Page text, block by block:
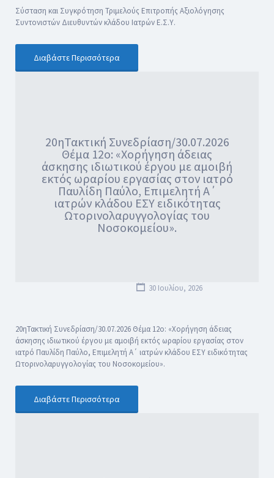
Σύσταση και Συγκρότηση Τριμελούς Επιτροπής Αξιολόγησης
Συντονιστών Διευθυντών κλάδου Ιατρών Ε.Σ.Υ.
Διαβάστε Περισσότερα
20ηΤακτική Συνεδρίαση/30.07.2026
Θέμα 12ο: «Χορήγηση άδειας
άσκησης ιδιωτικού έργου με αμοιβή
εκτός ωραρίου εργασίας στον ιατρό
Παυλίδη Παύλο, Επιμελητή Α΄
ιατρών κλάδου ΕΣΥ ειδικότητας
Ωτορινολαρυγγολογίας του
Νοσοκομείου».
30 Ιουλίου, 2026
20ηΤακτική Συνεδρίαση/30.07.2026 Θέμα 12ο: «Χορήγηση άδειας
άσκησης ιδιωτικού έργου με αμοιβή εκτός ωραρίου εργασίας στον
ιατρό Παυλίδη Παύλο, Επιμελητή Α΄ ιατρών κλάδου ΕΣΥ ειδικότητας
Ωτορινολαρυγγολογίας του Νοσοκομείου».
Διαβάστε Περισσότερα